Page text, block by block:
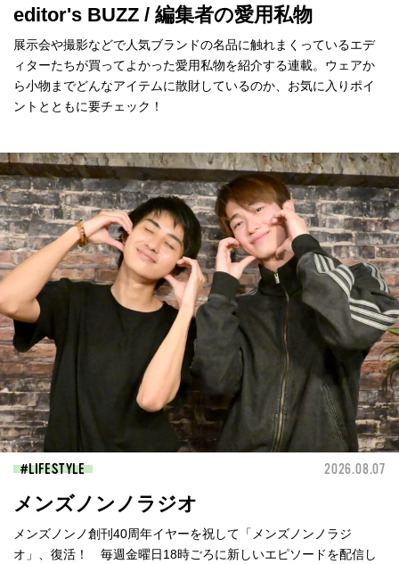
editor's BUZZ / 編集者の愛用私物
展示会や撮影などで人気ブランドの名品に触れまくっているエデ
ィターたちが買ってよかった愛用私物を紹介する連載。ウェアか
ら小物までどんなアイテムに散財しているのか、お気に入りポイ
ントとともに要チェック！
LIFESTYLE 2026.08.07
メンズノンノラジオ
メンズノンノ創刊40周年イヤーを祝して「メンズノンノラジ
オ」、復活！ 毎週金曜日18時ごろに新しいエピソードを配信し